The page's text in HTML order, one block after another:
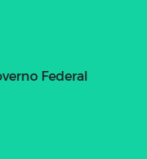
Federal